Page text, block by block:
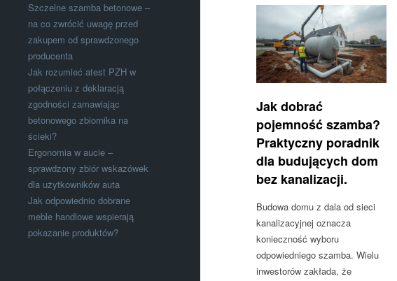
Szczelne szamba betonowe –
na co zwrócić uwagę przed
zakupem od sprawdzonego
producenta
Jak rozumieć atest PZH w
połączeniu z deklaracją
zgodności zamawiając
betonowego zbiornika na
ścieki?
Ergonomia w aucie –
sprawdzony zbiór wskazówek
dla użytkowników auta
Jak odpowiednio dobrane
meble handlowe wspierają
pokazanie produktów?
Jak dobrać
pojemność szamba?
Praktyczny poradnik
dla budujących dom
bez kanalizacji.
Budowa domu z dala od sieci
kanalizacyjnej oznacza
konieczność wyboru
odpowiedniego szamba. Wielu
inwestorów zakłada, że